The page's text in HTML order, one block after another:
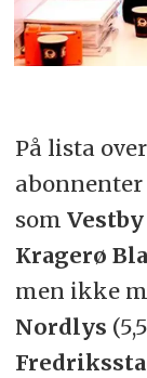
På lista
som
Kragerø
men ikke
Nordlys